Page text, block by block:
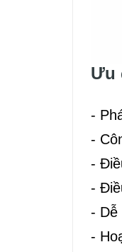
Ưu
-
-
-
-
- Dễ
-